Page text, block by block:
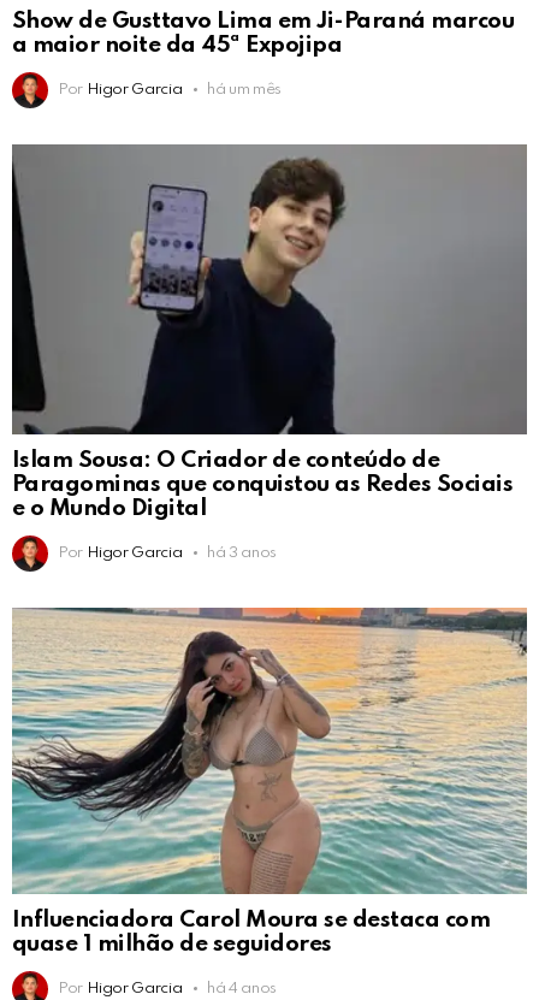
Show de Gusttavo Lima em Ji-Paraná marcou
a maior noite da 45ª Expojipa
Por Higor Garcia há um mês
Islam Sousa: O Criador de conteúdo de
Paragominas que conquistou as Redes Sociais
e o Mundo Digital
Por Higor Garcia há 3 anos
Influenciadora Carol Moura se destaca com
quase 1 milhão de seguidores
Por Higor Garcia há 4 anos